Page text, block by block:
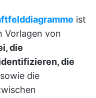
ist
Vorlagen von
die
die
die